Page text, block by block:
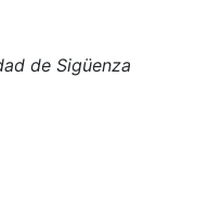
de Sigüenza